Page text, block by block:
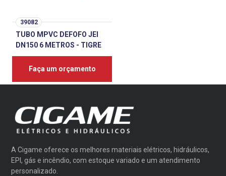
39082
TUBO MPVC DEFOFO JEI
DN150 6 METROS - TIGRE
Faça um orçamento
A Cigame oferece os melhores materiais elétricos, hidráulicos,
EPI, gás e incêndio, com estoque variado e um atendimento
personalizado.